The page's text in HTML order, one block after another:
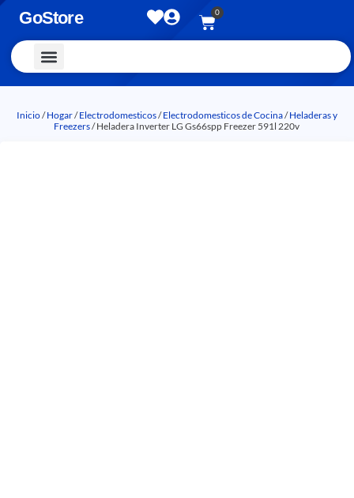
GoStore 0
Inicio/Hogar/Electrodomesticos/Electrodomesticos de Cocina/Heladeras y
Freezers/ Heladera Inverter LG Gs66spp Freezer 591l 220v